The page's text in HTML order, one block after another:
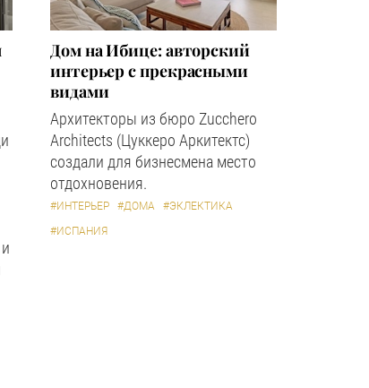
Дом на Ибице: авторский
интерьер с прекрасными
видами
Архитекторы из бюро Zucchero
Architects (Цуккеро Аркитектс)
создали для бизнесмена место
отдохновения.
#ИНТЕРЬЕР #ДОМА
#ЭКЛЕКТИКА
#ИСПАНИЯ